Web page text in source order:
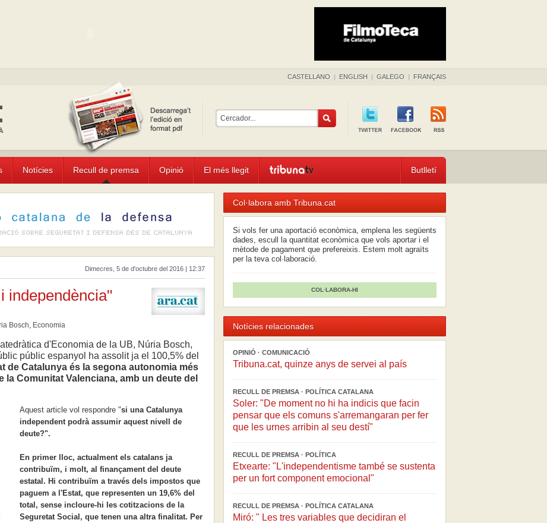
CASTELLANO | ENGLISH | GALEGO | FRANÇAIS
Notícies Recull de premsa Opinió El més llegit Butlletí
Dimecres, 5 de d'octubre del 2016 | 12:37
independència"
Bosch Economia
d'Economia de la UB, Núria Bosch,
públic espanyol ha assolit ja el 100,5% del
de Catalunya és la segona autonomia més
la Comunitat Valenciana, amb un deute del
Aquest article vol respondre "si una Catalunya
independent podrà assumir aquest nivell de
deute?".
En primer lloc, actualment els catalans ja
contribuïm, i molt, al finançament del deute
estatal. Hi contribuïm a través dels impostos que
paguem a l'Estat, que representen un 19,6% del
total, sense incloure-hi les cotitzacions de la
Seguretat Social, que tenen una altra finalitat. Per
Col·labora amb Tribuna.cat
Si vols fer una aportació econòmica, emplena les següents
dades, escull la quantitat econòmica que vols aportar i el
mètode de pagament que prefereixis. Estem molt agraïts
per la teva col·laboració.
COL·LABORA-HI
Notícies relacionades
OPINIÓ · COMUNICACIÓ
Tribuna.cat, quinze anys de servei al país
RECULL DE PREMSA · POLÍTICA CATALANA
Soler: "De moment no hi ha indicis que facin
pensar que els comuns s'arremangaran per fer
que les urnes arribin al seu destí"
RECULL DE PREMSA · POLÍTICA
Etxearte: "L'independentisme també se sustenta
per un fort component emocional"
RECULL DE PREMSA · POLÍTICA CATALANA
Miró: " Les tres variables que decidiran el